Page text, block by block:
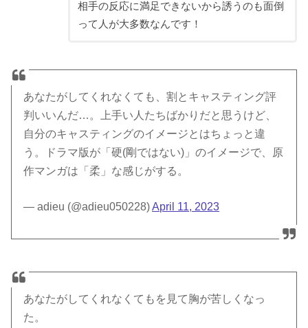
相手の反応に満足できないから誘うのも面倒
って人が大多数なんです！
あなたがしてくれなくても、割とキャスティング評
判いいんだ…。上手い人たちばかりだと思うけど、
自分のキャスティングのイメージとはちょっと違
う。ドラマ版が「硬(剛ではない)」のイメージで、原
作マンガは「柔」な感じがする。
— adieu (@adieu050228)April 11, 2023
あなたがしてくれなくてもを見て胸が苦しくなっ
た。